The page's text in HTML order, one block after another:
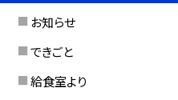
お知らせ
できごと
給食室より